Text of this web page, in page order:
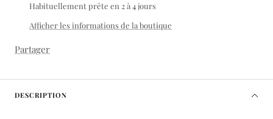
Habituellement prête en 2 à 4 jours
Afficher les informations de la boutique
Partager
DESCRIPTION